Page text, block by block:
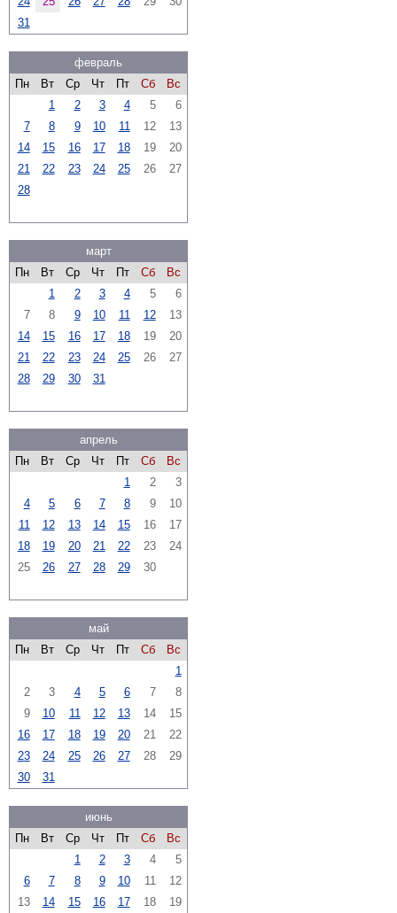
31
февраль
Пн
Вт Ср Чт Пт Сб
Вс
1
2 3 4 5
6
7
8 9 10 11 12
13
14
15 16 17 18 19
20
21
22 23 24 25 26
27
28
март
Пн
Вт Ср Чт Пт Сб
Вс
1
2 3 4 5
6
7
8 9 10 11 12
13
14
15 16 17 18 19
20
21
22 23 24 25 26
27
28
29 30 31
апрель
Пн
Вт Ср Чт Пт Сб
Вс
1
2
3
4
5 6 7 8 9
10
11
12 13 14 15 16
17
18
19 20 21 22 23
24
25
26 27 28 29 30
май
Пн
Вт Ср Чт Пт Сб
Вс
1
2
3 4 5 6 7
8
9
10 11 12 13 14
15
16
17 18 19 20 21
22
23
24 25 26 27 28
29
30
31
июнь
Пн
Вт Ср Чт Пт Сб
Вс
1
2 3 4
5
6
7 8 9 10 11
12
13
14 15 16 17 18
19